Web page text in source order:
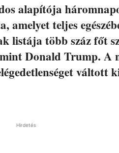
alapítója
amelyet teljes
listája több száz főt
Donald Trump. A
váltott
Hirdetés